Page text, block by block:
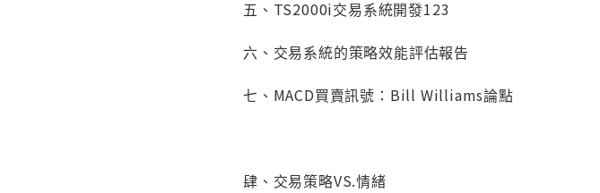
五、TS2000i交易系統開發123
六、交易系統的策略效能評估報告
七、MACD買賣訊號：Bill Williams論點
肆、交易策略VS.情緒